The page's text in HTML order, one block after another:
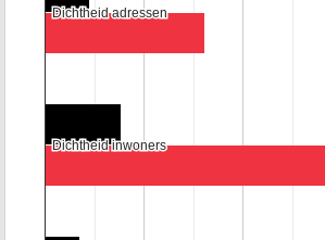
Dichtheid adressen
Dichtheid adressen
Dichtheid inwoners
Dichtheid inwoners